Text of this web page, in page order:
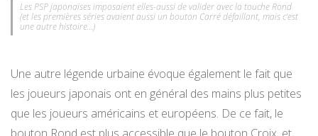
Les PSP japonaises imposaient elles-aussi de valider avec la touche Rond
(et les premières séries avaient aussi un bouton Carré défaillant, mais c’est
une autre histoire…)
Une autre légende urbaine évoque également le fait que
les joueurs japonais ont en général des mains plus petites
que les joueurs américains et européens. De ce fait, le